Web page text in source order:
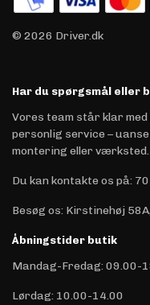
© 2026 Driver.dk
Har du spørgsmål eller
Vores team står klar
personlig service –
montering eller værksted.
Du kan kontakte os på:
Besøg os: Kirstinehøj
Åbningstider butik
Mandag-Fredag: 09.00-
Lørdag: 10.00-14.00